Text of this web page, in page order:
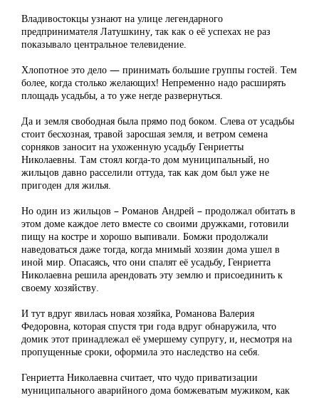
Владивостокцы узнают на улице легендарного
предпринимателя Латушкину, так как о её успехах не раз
показывало центральное телевидение.
Хлопотное это дело — принимать большие группы гостей. Тем
более, когда столько желающих! Непременно надо расширять
площадь усадьбы, а то уже негде развернуться.
Да и земля свободная была прямо под боком. Слева от усадьбы
стоит бесхозная, травой заросшая земля, и ветром семена
сорняков заносит на ухоженную усадьбу Генриетты
Николаевны. Там стоял когда-то дом муниципальный, но
жильцов давно расселили оттуда, так как дом был уже не
пригоден для жилья.
Но один из жильцов – Романов Андрей – продолжал обитать в
этом доме каждое лето вместе со своими дружками, готовили
пищу на костре и хорошо выпивали. Бомжи продолжали
наведоваться даже тогда, когда мнимый хозяин дома ушел в
иной мир. Опасаясь, что они спалят её усадьбу, Генриетта
Николаевна решила арендовать эту землю и присоединить к
своему хозяйству.
И тут вдруг явилась новая хозяйка, Романова Валерия
Федоровна, которая спустя три года вдруг обнаружила, что
домик этот принадлежал её умершему супругу, и, несмотря на
пропущенные сроки, оформила это наследство на себя.
Генриетта Николаевна считает, что чудо приватизации
муниципального аварийного дома бомжеватым мужиком, как